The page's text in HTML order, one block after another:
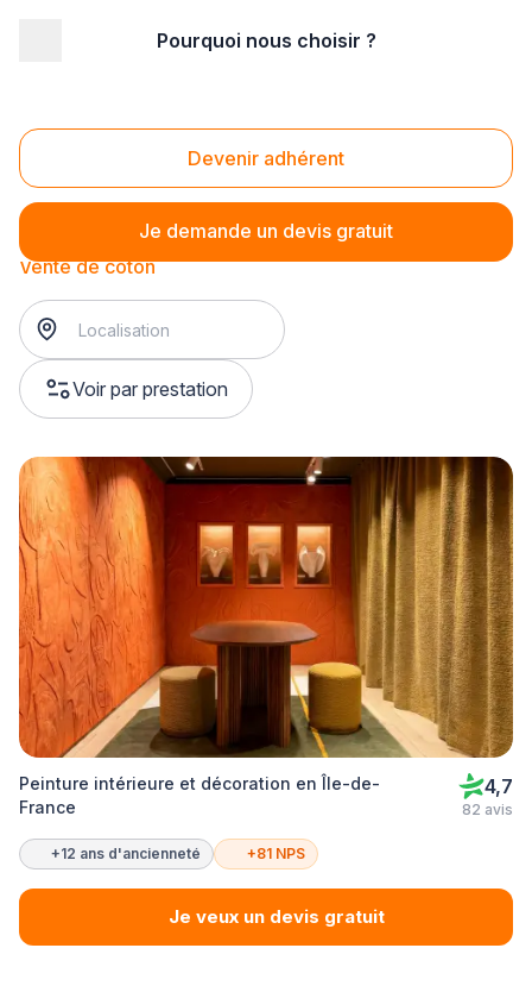
Pourquoi nous choisir ?
Devenir adhérent
Je demande un devis gratuit
Vente de coton
Vente de coton
Voir par prestation
Peinture intérieure et décoration en Île-de-
France
4,7
82 avis
+12 ans d'ancienneté +81 NPS
Je veux un devis gratuit